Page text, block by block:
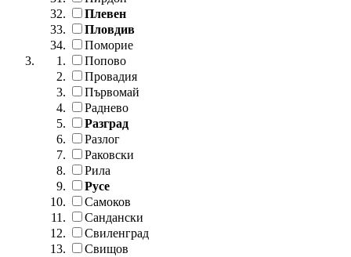
Плевен
Пловдив
Поморие
Попово
Провадия
Първомай
Раднево
Разград
Разлог
Раковски
Рила
Русе
Самоков
Сандански
Свиленград
Свищов